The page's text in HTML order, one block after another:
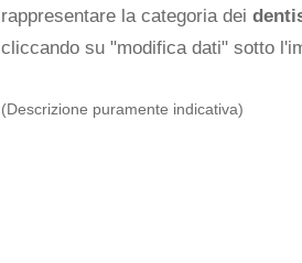
rappresentare la categoria dei
cliccando su "modifica dati" sotto
(Descrizione puramente indicativa)